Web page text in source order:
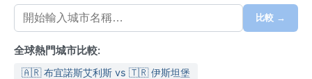
比較 →
全球熱門城市比較:
🇦🇷 布宜諾斯艾利斯 vs 🇹🇷 伊斯坦堡